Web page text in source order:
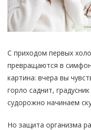
С приходом первых
превращаются в
картина: вчера вы
горло саднит,
судорожно начинаем
Но защита организма